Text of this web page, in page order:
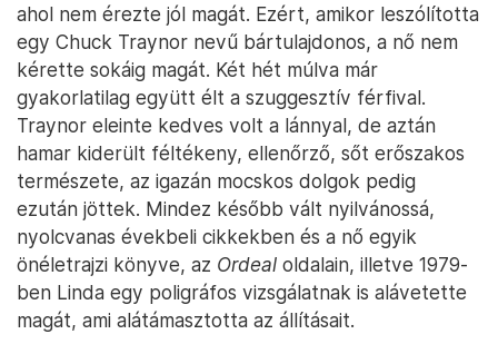
ahol nem érezte jól magát. Ezért, amikor leszólította
egy Chuck Traynor nevű bártulajdonos, a nő nem
kérette sokáig magát. Két hét múlva már
gyakorlatilag együtt élt a szuggesztív férfival.
Traynor eleinte kedves volt a lánnyal, de aztán
hamar kiderült féltékeny, ellenőrző, sőt erőszakos
természete, az igazán mocskos dolgok pedig
ezután jöttek. Mindez később vált nyilvánossá,
nyolcvanas évekbeli cikkekben és a nő egyik
önéletrajzi könyve, az Ordeal oldalain, illetve 1979-
ben Linda egy poligráfos vizsgálatnak is alávetette
magát, ami alátámasztotta az állításait.